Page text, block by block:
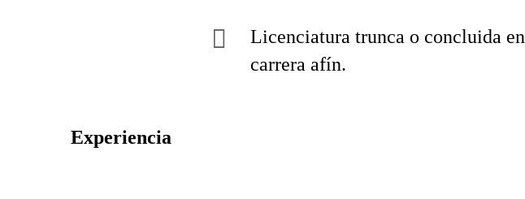
Licenciatura trunca o concluida en
carrera afín.
Experiencia